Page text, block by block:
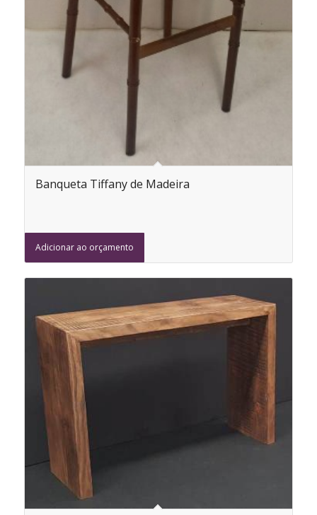
Banqueta Tiffany de Madeira
Adicionar ao orçamento